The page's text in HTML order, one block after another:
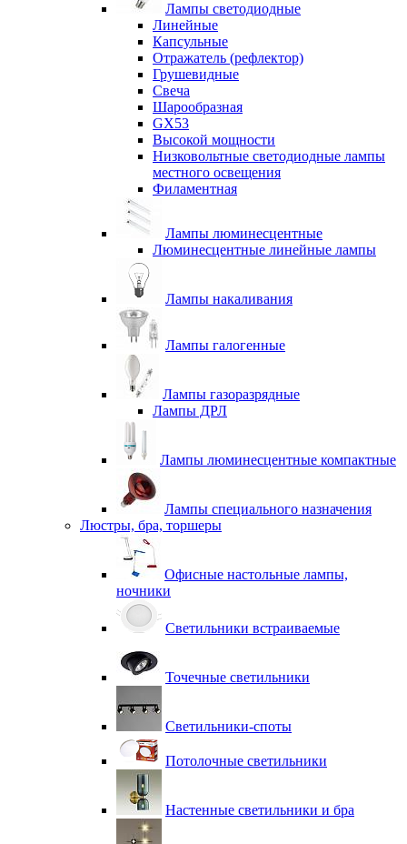
Лампы светодиодные
Линейные
Капсульные
Отражатель (рефлектор)
Грушевидные
Свеча
Шарообразная
GX53
Высокой мощности
Низковольтные светодиодные лампы
местного освещения
Филаментная
Лампы люминесцентные
Люминесцентные линейные лампы
Лампы накаливания
Лампы галогенные
Лампы газоразрядные
Лампы ДРЛ
Лампы люминесцентные компактные
Лампы специального назначения
Люстры, бра, торшеры
Офисные настольные лампы,
ночники
Светильники встраиваемые
Точечные светильники
Светильники-споты
Потолочные светильники
Настенные светильники и бра